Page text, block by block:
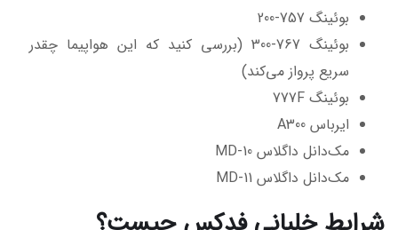
بوئینگ 757-200
بوئینگ 767-300 (بررسی کنید که این هواپیما چقدر
سریع پرواز می‌کند)
بوئینگ 777F
ایرباس A300
مک‌دانل داگلاس MD-10
مک‌دانل داگلاس MD-11